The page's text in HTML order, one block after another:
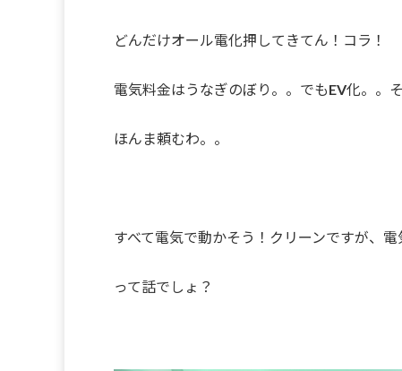
どんだけオール電化押してきてん！コラ！
電気料金はうなぎのぼり。。でもEV化。。
ほんま頼むわ。。
すべて電気で動かそう！クリーンですが、
って話でしょ？